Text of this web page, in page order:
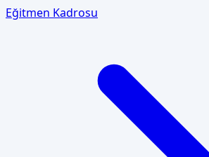
Eğitmen Kadrosu